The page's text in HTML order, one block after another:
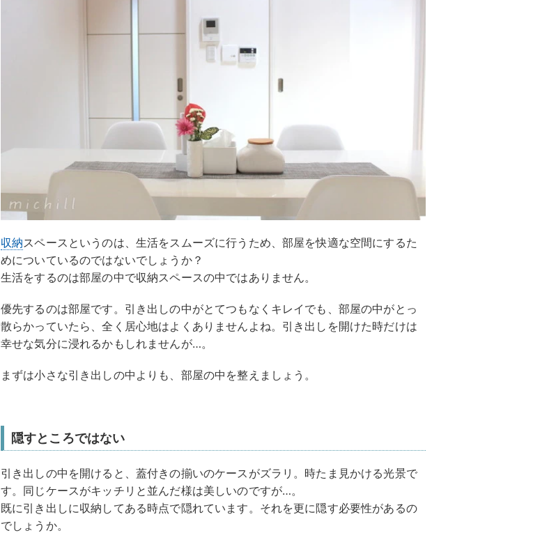
収納スペースというのは、生活をスムーズに行うため、部屋を快適な空間にするた
めについているのではないでしょうか？
生活をするのは部屋の中で収納スペースの中ではありません。
優先するのは部屋です。引き出しの中がとてつもなくキレイでも、部屋の中がとっ
散らかっていたら、全く居心地はよくありませんよね。引き出しを開けた時だけは
幸せな気分に浸れるかもしれませんが…。
まずは小さな引き出しの中よりも、部屋の中を整えましょう。
隠すところではない
引き出しの中を開けると、蓋付きの揃いのケースがズラリ。時たま見かける光景で
す。同じケースがキッチリと並んだ様は美しいのですが…。
既に引き出しに収納してある時点で隠れています。それを更に隠す必要性があるの
でしょうか。